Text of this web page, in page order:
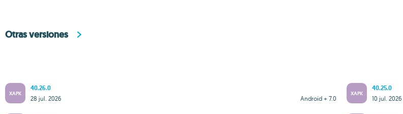
Otras versiones
XAPK
40.26.0
Android + 7.0
28 jul. 2026
XAPK
40.25.0
10 jul. 2026